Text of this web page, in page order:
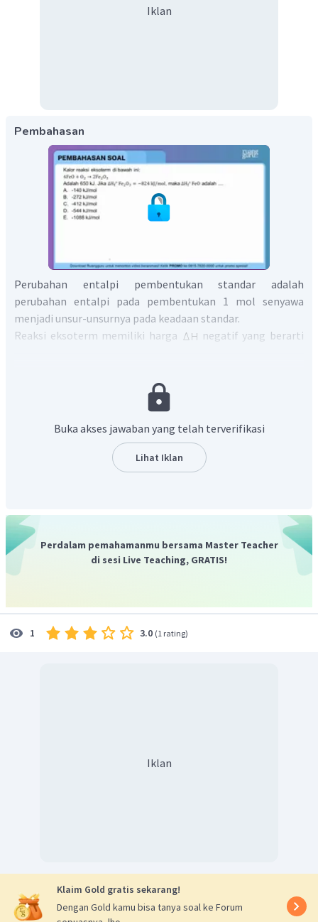
Iklan
Pembahasan
Perubahan entalpi pembentukan standar adalah
perubahan entalpi pada pembentukan 1 mol senyawa
menjadi unsur-unsurnya pada keadaan standar.
Reaksi eksoterm memiliki harga
negatif yang berarti
Perhitungan perubahan entalpinya adalah
Jadi, besarnya perubahan entalpi pembentukan standar
FeO adalah -249,5 kJ/mol,
Buka akses jawaban yang telah terverifikasi
Lihat Iklan
Perdalam pemahamanmu bersama Master Teacher
di sesi Live Teaching, GRATIS!
1 3.0 (1 rating)
Iklan
Klaim Gold gratis sekarang!
Dengan Gold kamu bisa tanya soal ke Forum